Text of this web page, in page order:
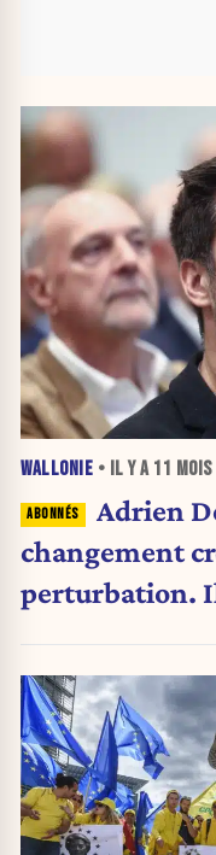
WALLONIE • IL Y A 11 MOIS
Adrien
changement
perturbation.
mêmes choses